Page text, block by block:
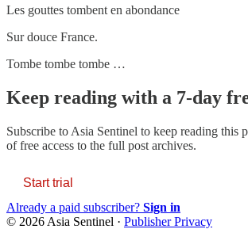
Les gouttes tombent en abondance
Sur douce France.
Tombe tombe tombe …
Keep reading with a 7-day
Subscribe to Asia Sentinel to keep reading this
of free access to the full post archives.
Start trial
Already a paid subscriber? Sign in
© 2026 Asia Sentinel · Publisher Privacy